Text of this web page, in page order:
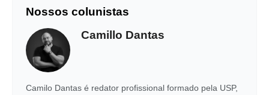
Nossos colunistas
Camillo Dantas
Camilo Dantas é redator profissional formado pela USP,